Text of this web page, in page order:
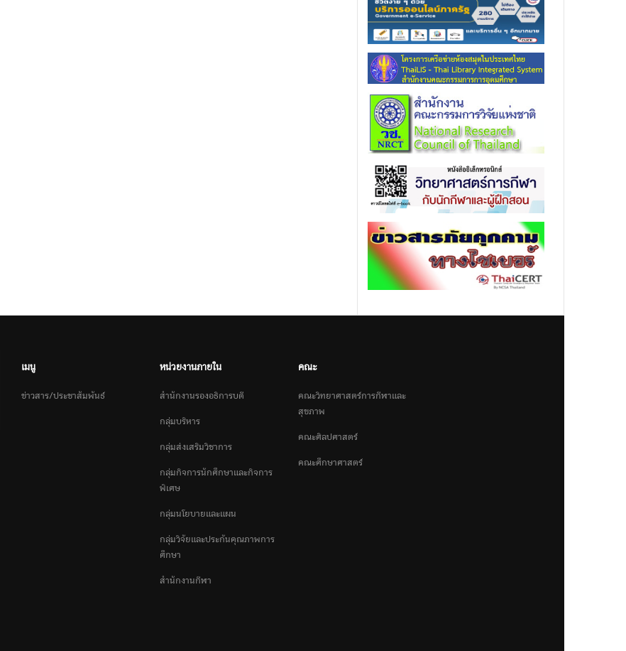
เมนู
ข่าวสาร/ประชาสัมพันธ์
หน่วยงานภายใน
สำนักงานรองอธิการบดี
กลุ่มบริหาร
กลุ่มส่งเสริมวิชาการ
กลุ่มกิจการนักศึกษาและกิจการ
พิเศษ
กลุ่มนโยบายและแผน
กลุ่มวิจัยและประกันคุณภาพการ
ศึกษา
สำนักงานกีฬา
คณะ
คณะวิทยาศาสตร์การกีฬาและ
สุขภาพ
คณะศิลปศาสตร์
คณะศึกษาศาสตร์